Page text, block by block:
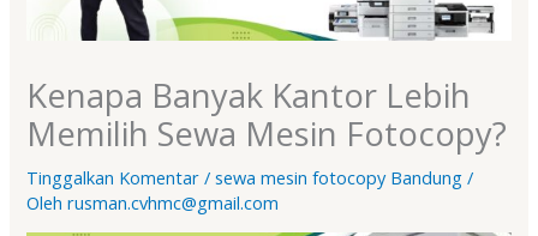
Kenapa Banyak Kantor Lebih
Memilih Sewa Mesin Fotocopy?
Tinggalkan Komentar /sewa mesin fotocopy Bandung /
Olehrusman.cvhmc@gmail.com